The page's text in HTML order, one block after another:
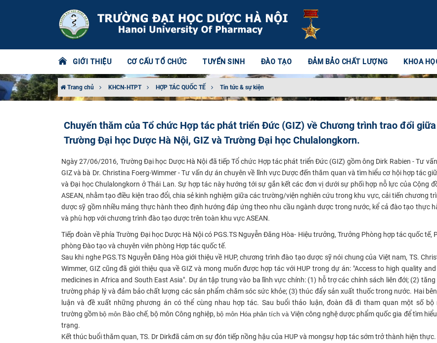
GIỚI THIỆU CƠ CẤU TỔ CHỨC TUYỂN SINH ĐÀO TẠO ĐẢM BẢO CHẤT LƯỢNG KHOA
Trang chủ KHCN-HTPT HỢP TÁC QUỐC TẾ Tin tức & sự kiện
Chuyến thăm của Tổ chức Hợp tác phát triển Đức (GIZ) về Chương trình trao đổi giữa
Trường Đại học Dược Hà Nội, GIZ và Trường Đại học Chulalongkorn.
Ngày 27/06/2016, Trường Đại học Dược Hà Nội đã tiếpTổ chức Hợp tác phát triểnĐức (GIZ) gồmông Dirk Rabien - Tư
GIZ và bà Dr. Christina Foerg-Wimmer - Tư vấn dự án chuyên về lĩnh vực Dược đến thăm quan và tìm hiểu cơ hội hợp tác
và Đại học Chulalongkorn ở Thái Lan. Sự hợp tác này hướng tới sự gắn kết các đơn vị dưới sự phối hợp nỗ lực của Cộng
ASEAN, nhằm tạo điều kiện trao đổi, chia sẻ kinh nghiệm giữa các trường/viện nghiên cứu trong khu vực, cải tiến chương
dược sỹ gồm nhiều mảng thực hành theo định hướng đáp ứng theo nhu cầu ngành dược trong nước, kể cả đào tạo thực
và phù hợp với chương trình đào tạo dược trên toàn khu vực ASEAN.
Tiếp đoàn về phía Trường Đại học Dược Hà Nội có PGS.TS Nguyễn Đăng Hòa- Hiệu trưởng, Trưởng Phòng hợp tác quốc tế,
phòng Đào tạo và chuyên viên phòng Hợp tác quốc tế.
Sau khi nghe PGS.TS Nguyễn Đăng Hòa giới thiệu về HUP, chương trình đào tạo dược sỹ nói chung của Việt nam, TS.
Wimmer, GIZ cũng đã giới thiệu qua về GIZ và mong muốn được hợp tác với HUP trong dự án: "Access to high quality
medicines in Africa and South East Asia". Dự án tập trung vào ba lĩnh vực chính: (1) hỗ trợ các chính sách liên đới; (2)
trường pháp lý và đảm bảo chất lượng các sản phẩm chăm sóc sức khỏe; (3) thúc đẩy sản xuất thuốc trong nước. Hai
luận và đề xuất những phương án có thể cùng nhau hợp tác. Sau buổi thảo luận, đoàn đã đi tham quan một số bộ
trường gồmbộ môn Bào chế, bộ môn Công nghiệp,bộ môn Hóa phân tích vàViện công nghệ dược phẩm quốc gia để tìm
trạng.
Kết thúc buổi thăm quan, TS. Dr Dirkđã cảm ơn sự đón tiếp nồng hậu của HUP và mongsự hợp tác sớm trở thành hiện thực.